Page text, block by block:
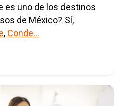
es uno de los destinos
de México? Sí,
, Conde...